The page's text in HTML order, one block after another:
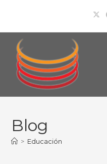
contenido
Blog
> Educación